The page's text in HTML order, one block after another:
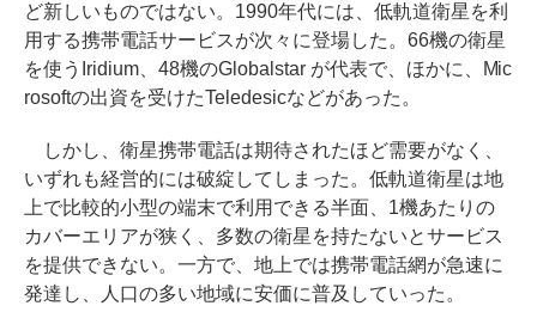
ど新しいものではない。1990年代には、低軌道衛星を利
用する携帯電話サービスが次々に登場した。66機の衛星
を使うIridium、48機のGlobalstar が代表で、ほかに、Mic
rosoftの出資を受けたTeledesicなどがあった。
しかし、衛星携帯電話は期待されたほど需要がなく、
いずれも経営的には破綻してしまった。低軌道衛星は地
上で比較的小型の端末で利用できる半面、1機あたりの
カバーエリアが狭く、多数の衛星を持たないとサービス
を提供できない。一方で、地上では携帯電話網が急速に
発達し、人口の多い地域に安価に普及していった。